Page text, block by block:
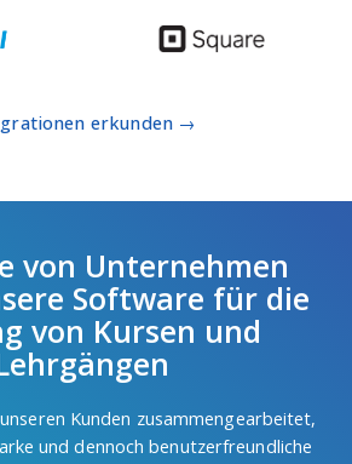
erkunden →
von Unternehmen
Software für die
von Kursen und
Kunden zusammengearbeitet,
und dennoch benutzerfreundliche